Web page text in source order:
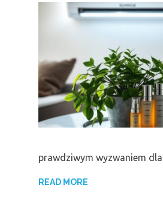
prawdziwym wyzwaniem
READ MORE